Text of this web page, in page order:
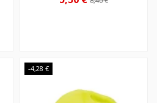
-4,28 €